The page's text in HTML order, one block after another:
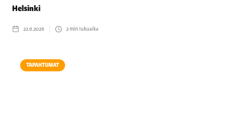
Helsinki
22.6.2026 2min lukuaika
TAPAHTUMAT